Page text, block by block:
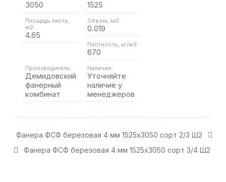
3050 1525
Площадь листа,
м2:
4.65
Объем, м3:
0.019
Плотность, кг/м3:
670
Производитель:
Демидовский
фанерный
комбинат
Наличие:
Уточняйте
наличие у
менеджеров
Фанера ФСФ березовая 4 мм 1525х3050 сорт 2/3 Ш2
Фанера ФСФ березовая 4 мм 1525х3050 сорт 3/4 Ш2